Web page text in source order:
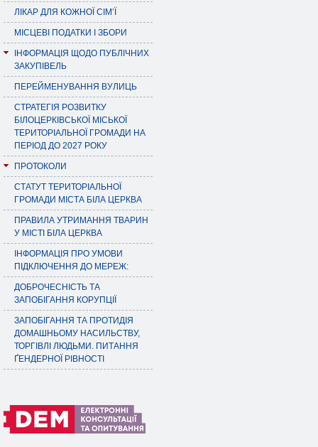
ЛІКАР ДЛЯ КОЖНОЇ СІМ’Ї
МІСЦЕВІ ПОДАТКИ І ЗБОРИ
ІНФОРМАЦІЯ ЩОДО ПУБЛІЧНИХ
ЗАКУПІВЕЛЬ
ПЕРЕЙМЕНУВАННЯ ВУЛИЦЬ
СТРАТЕГІЯ РОЗВИТКУ
БІЛОЦЕРКІВСЬКОЇ МІСЬКОЇ
ТЕРИТОРІАЛЬНОЇ ГРОМАДИ НА
ПЕРІОД ДО 2027 РОКУ
ПРОТОКОЛИ
СТАТУТ ТЕРИТОРІАЛЬНОЇ
ГРОМАДИ МІСТА БІЛА ЦЕРКВА
ПРАВИЛА УТРИМАННЯ ТВАРИН
У МІСТІ БІЛА ЦЕРКВА
ІНФОРМАЦІЯ ПРО УМОВИ
ПІДКЛЮЧЕННЯ ДО МЕРЕЖ:
ДОБРОЧЕСНІСТЬ ТА
ЗАПОБІГАННЯ КОРУПЦІЇ
ЗАПОБІГАННЯ ТА ПРОТИДІЯ
ДОМАШНЬОМУ НАСИЛЬСТВУ,
ТОРГІВЛІ ЛЮДЬМИ. ПИТАННЯ
ҐЕНДЕРНОЇ РІВНОСТІ